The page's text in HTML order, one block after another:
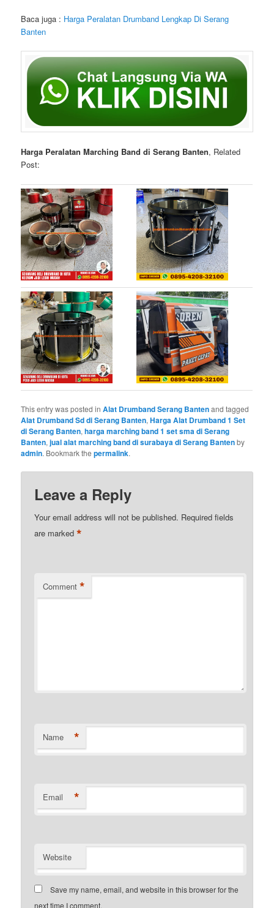
Baca juga : Harga Peralatan Drumband Lengkap Di Serang
Banten
Harga Peralatan Marching Band di Serang Banten, Related
Post:
This entry was posted inAlat Drumband Serang Bantenand tagged
Alat Drumband Sd di Serang Banten,Harga Alat Drumband 1 Set
di Serang Banten,harga marching band 1 set sma di Serang
Banten,jual alat marching band di surabaya di Serang Bantenby
admin. Bookmark thepermalink.
Leave a Reply
Your email address will not be published. Required fields
are marked*
Comment *
Name *
Email *
Website
Save my name, email, and website in this browser for the
next time I comment.